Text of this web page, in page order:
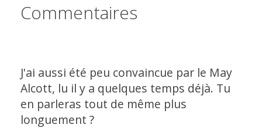
Commentaires
J'ai aussi été peu convaincue par le May
Alcott, lu il y a quelques temps déjà. Tu
en parleras tout de même plus
longuement ?